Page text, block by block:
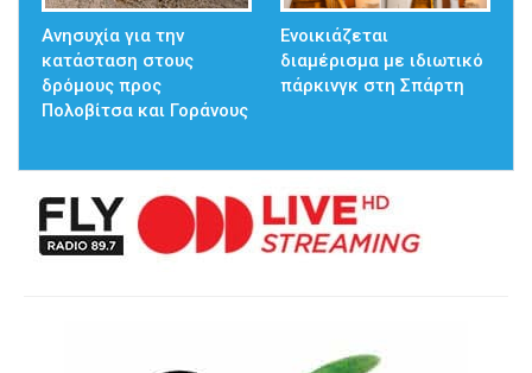
Ανησυχία για την
κατάσταση στους
δρόμους προς
Πολοβίτσα και Γοράνους
Ενοικιάζεται
διαμέρισμα με ιδιωτικό
πάρκινγκ στη Σπάρτη